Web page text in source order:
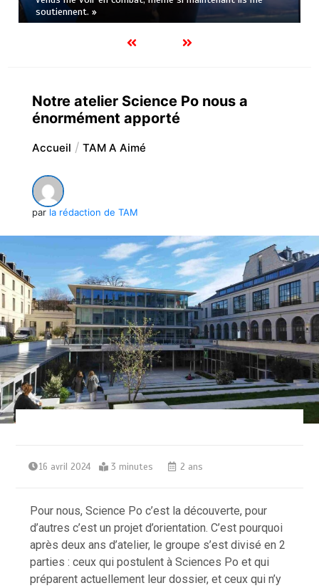
soutiennent. »
Notre atelier Science Po nous a
énormément apporté
Accueil TAM A Aimé
par la rédaction de TAM
16 avril 2024 3 minutes 2 ans
Pour nous, Science Po c’est la découverte, pour
d’autres c’est un projet d’orientation. C’est pourquoi
après deux ans d’atelier, le groupe s’est divisé en 2
parties : ceux qui postulent à Sciences Po et qui
préparent actuellement leur dossier, et ceux qui n’y